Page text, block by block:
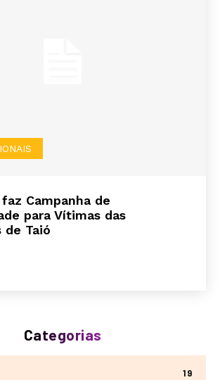
Campanha de
para Vítimas das
de Taió
Categorias
19